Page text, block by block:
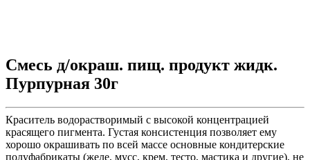
Смесь д/окраш. пищ. продукт жидк.
Пурпурная 30г
Краситель водорастворимый с высокой концентрацией
красящего пигмента. Густая консистенция позволяет ему
хорошо окрашивать по всей массе основные кондитерские
полуфабрикаты (желе, мусс, крем, тесто, мастика и другие), не